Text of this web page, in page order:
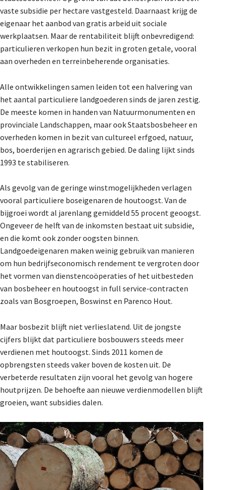
vaste subsidie per hectare vastgesteld. Daarnaast krijg de
eigenaar het aanbod van gratis arbeid uit sociale
werkplaatsen. Maar de rentabiliteit blijft onbevredigend:
particulieren verkopen hun bezit in groten getale, vooral
aan overheden en terreinbeherende organisaties.
Alle ontwikkelingen samen leiden tot een halvering van
het aantal particuliere landgoederen sinds de jaren zestig.
De meeste komen in handen van Natuurmonumenten en
provinciale Landschappen, maar ook Staatsbosbeheer en
overheden komen in bezit van cultureel erfgoed, natuur,
bos, boerderijen en agrarisch gebied. De daling lijkt sinds
1993 te stabiliseren.
Als gevolg van de geringe winstmogelijkheden verlagen
vooral particuliere boseigenaren de houtoogst. Van de
bijgroei wordt al jarenlang gemiddeld 55 procent geoogst.
Ongeveer de helft van de inkomsten bestaat uit subsidie,
en die komt ook zonder oogsten binnen.
Landgoedeigenaren maken weinig gebruik van manieren
om hun bedrijfseconomisch rendement te vergroten door
het vormen van dienstencoöperaties of het uitbesteden
van bosbeheer en houtoogst in full service-contracten
zoals van Bosgroepen, Boswinst en Parenco Hout.
Maar bosbezit blijft niet verlieslatend. Uit de jongste
cijfers blijkt dat particuliere bosbouwers steeds meer
verdienen met houtoogst. Sinds 2011 komen de
opbrengsten steeds vaker boven de kosten uit. De
verbeterde resultaten zijn vooral het gevolg van hogere
houtprijzen. De behoefte aan nieuwe verdienmodellen blijft
groeien, want subsidies dalen.